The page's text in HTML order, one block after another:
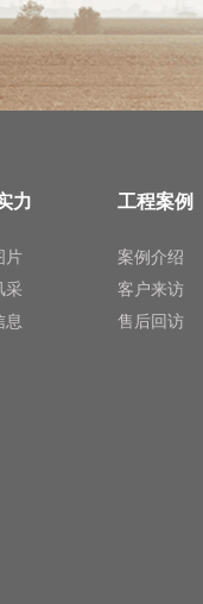
力
片
采
息
工程案例
案例介绍
客户来访
售后回访